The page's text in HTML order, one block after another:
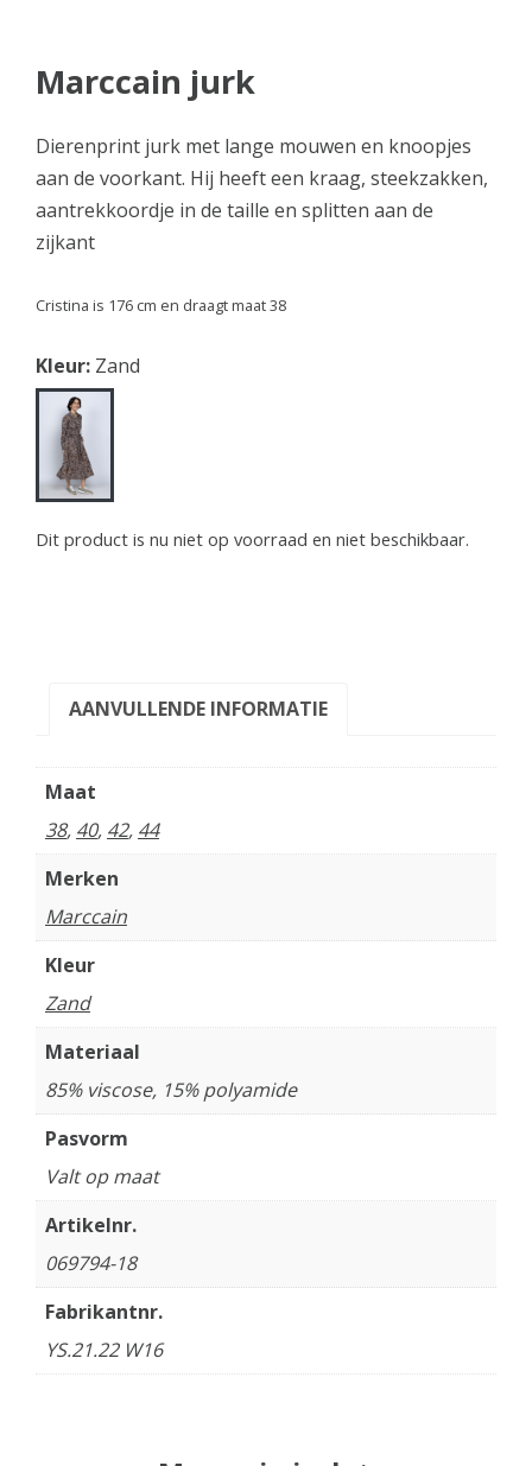
Marccain jurk
Dierenprint jurk met lange mouwen en knoopjes
aan de voorkant. Hij heeft een kraag, steekzakken,
aantrekkoordje in de taille en splitten aan de
zijkant
Cristina is 176 cm en draagt maat 38
Kleur: Zand
Dit product is nu niet op voorraad en niet beschikbaar.
AANVULLENDE INFORMATIE
Maat
38, 40, 42, 44
Merken
Marccain
Kleur
Zand
Materiaal
85% viscose, 15% polyamide
Pasvorm
Valt op maat
Artikelnr.
069794-18
Fabrikantnr.
YS.21.22 W16